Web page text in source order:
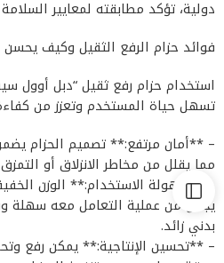
دولية، تؤكد مطابقته لمعايير
فوائد حزام الرفع الثقيل وكيف
استخدام حزام رفع ثقيل “دبل أوول
تسهل حياة المستخدم وتعزز من
– **أمان مرتفع:** تصميم الحزام
مما يقلل من مخاطر الانزلاق أو التمزق
– **سهولة الاستخدام:** الوزن
يجعل من عملية التعامل معه سهلة
بدني زائد.
– **تحسين الإنتاجية:** يمكن رفع